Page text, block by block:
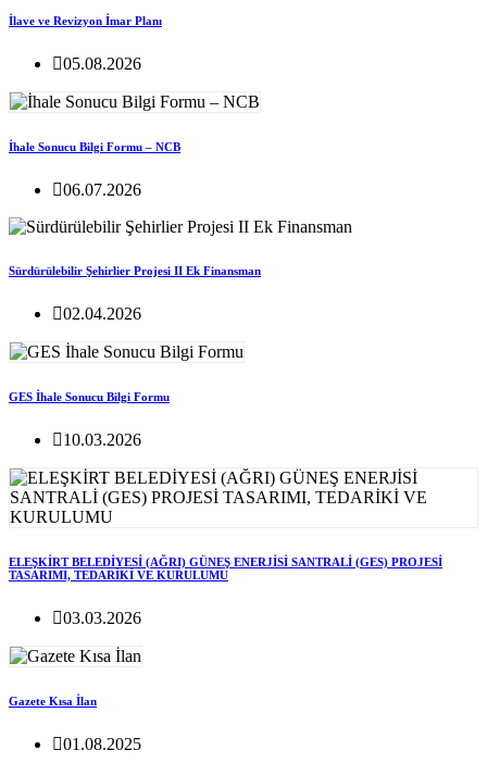
İlave ve Revizyon İmar Planı
05.08.2026
İhale Sonucu Bilgi Formu – NCB
06.07.2026
Sürdürülebilir Şehirlier Projesi II Ek Finansman
02.04.2026
GES İhale Sonucu Bilgi Formu
10.03.2026
ELEŞKİRT BELEDİYESİ (AĞRI) GÜNEŞ ENERJİSİ SANTRALİ (GES) PROJESİ
TASARIMI, TEDARİKİ VE KURULUMU
03.03.2026
Gazete Kısa İlan
01.08.2025